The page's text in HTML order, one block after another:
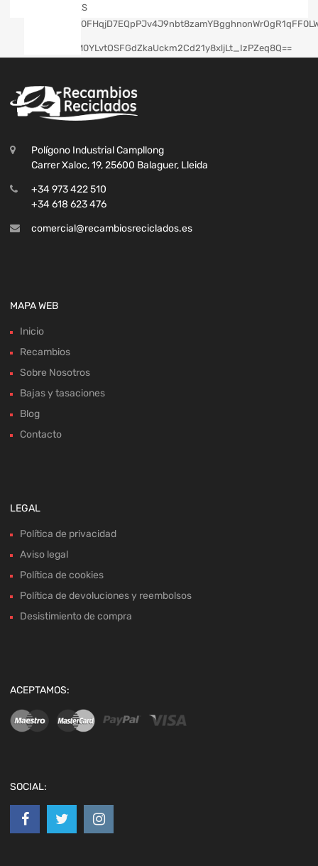
Polígono Industrial Campllong
Carrer Xaloc, 19, 25600 Balaguer, Lleida
+34 973 422 510
+34 618 623 476
comercial@recambiosreciclados.es
MAPA WEB
Inicio
Recambios
Sobre Nosotros
Bajas y tasaciones
Blog
Contacto
LEGAL
Política de privacidad
Aviso legal
Política de cookies
Política de devoluciones y reembolsos
Desistimiento de compra
ACEPTAMOS:
SOCIAL: